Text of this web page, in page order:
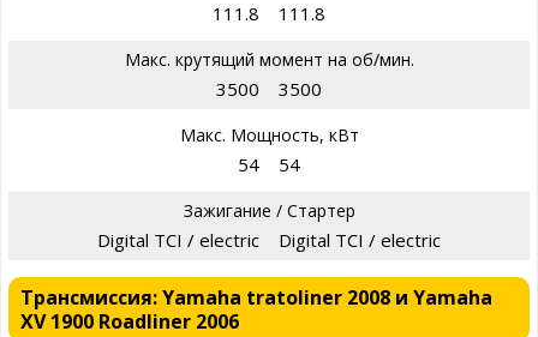
111.8 111.8
Макс. крутящий момент на об/мин.
3500 3500
Макс. Мощность, кВт
54 54
Зажигание / Стартер
Digital TCI / electric Digital TCI / electric
Трансмиссия: Yamaha tratoliner 2008 и Yamaha
XV 1900 Roadliner 2006